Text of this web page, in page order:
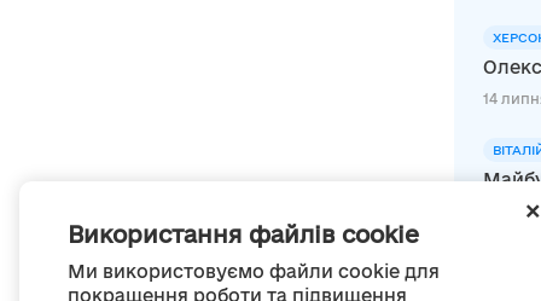
+
Використання файлів cookie
Ми використовуємо файли cookie для
покращення роботи та підвищення
14
25